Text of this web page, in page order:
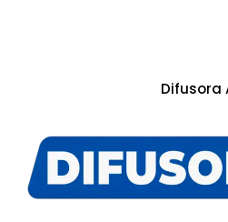
Difusora